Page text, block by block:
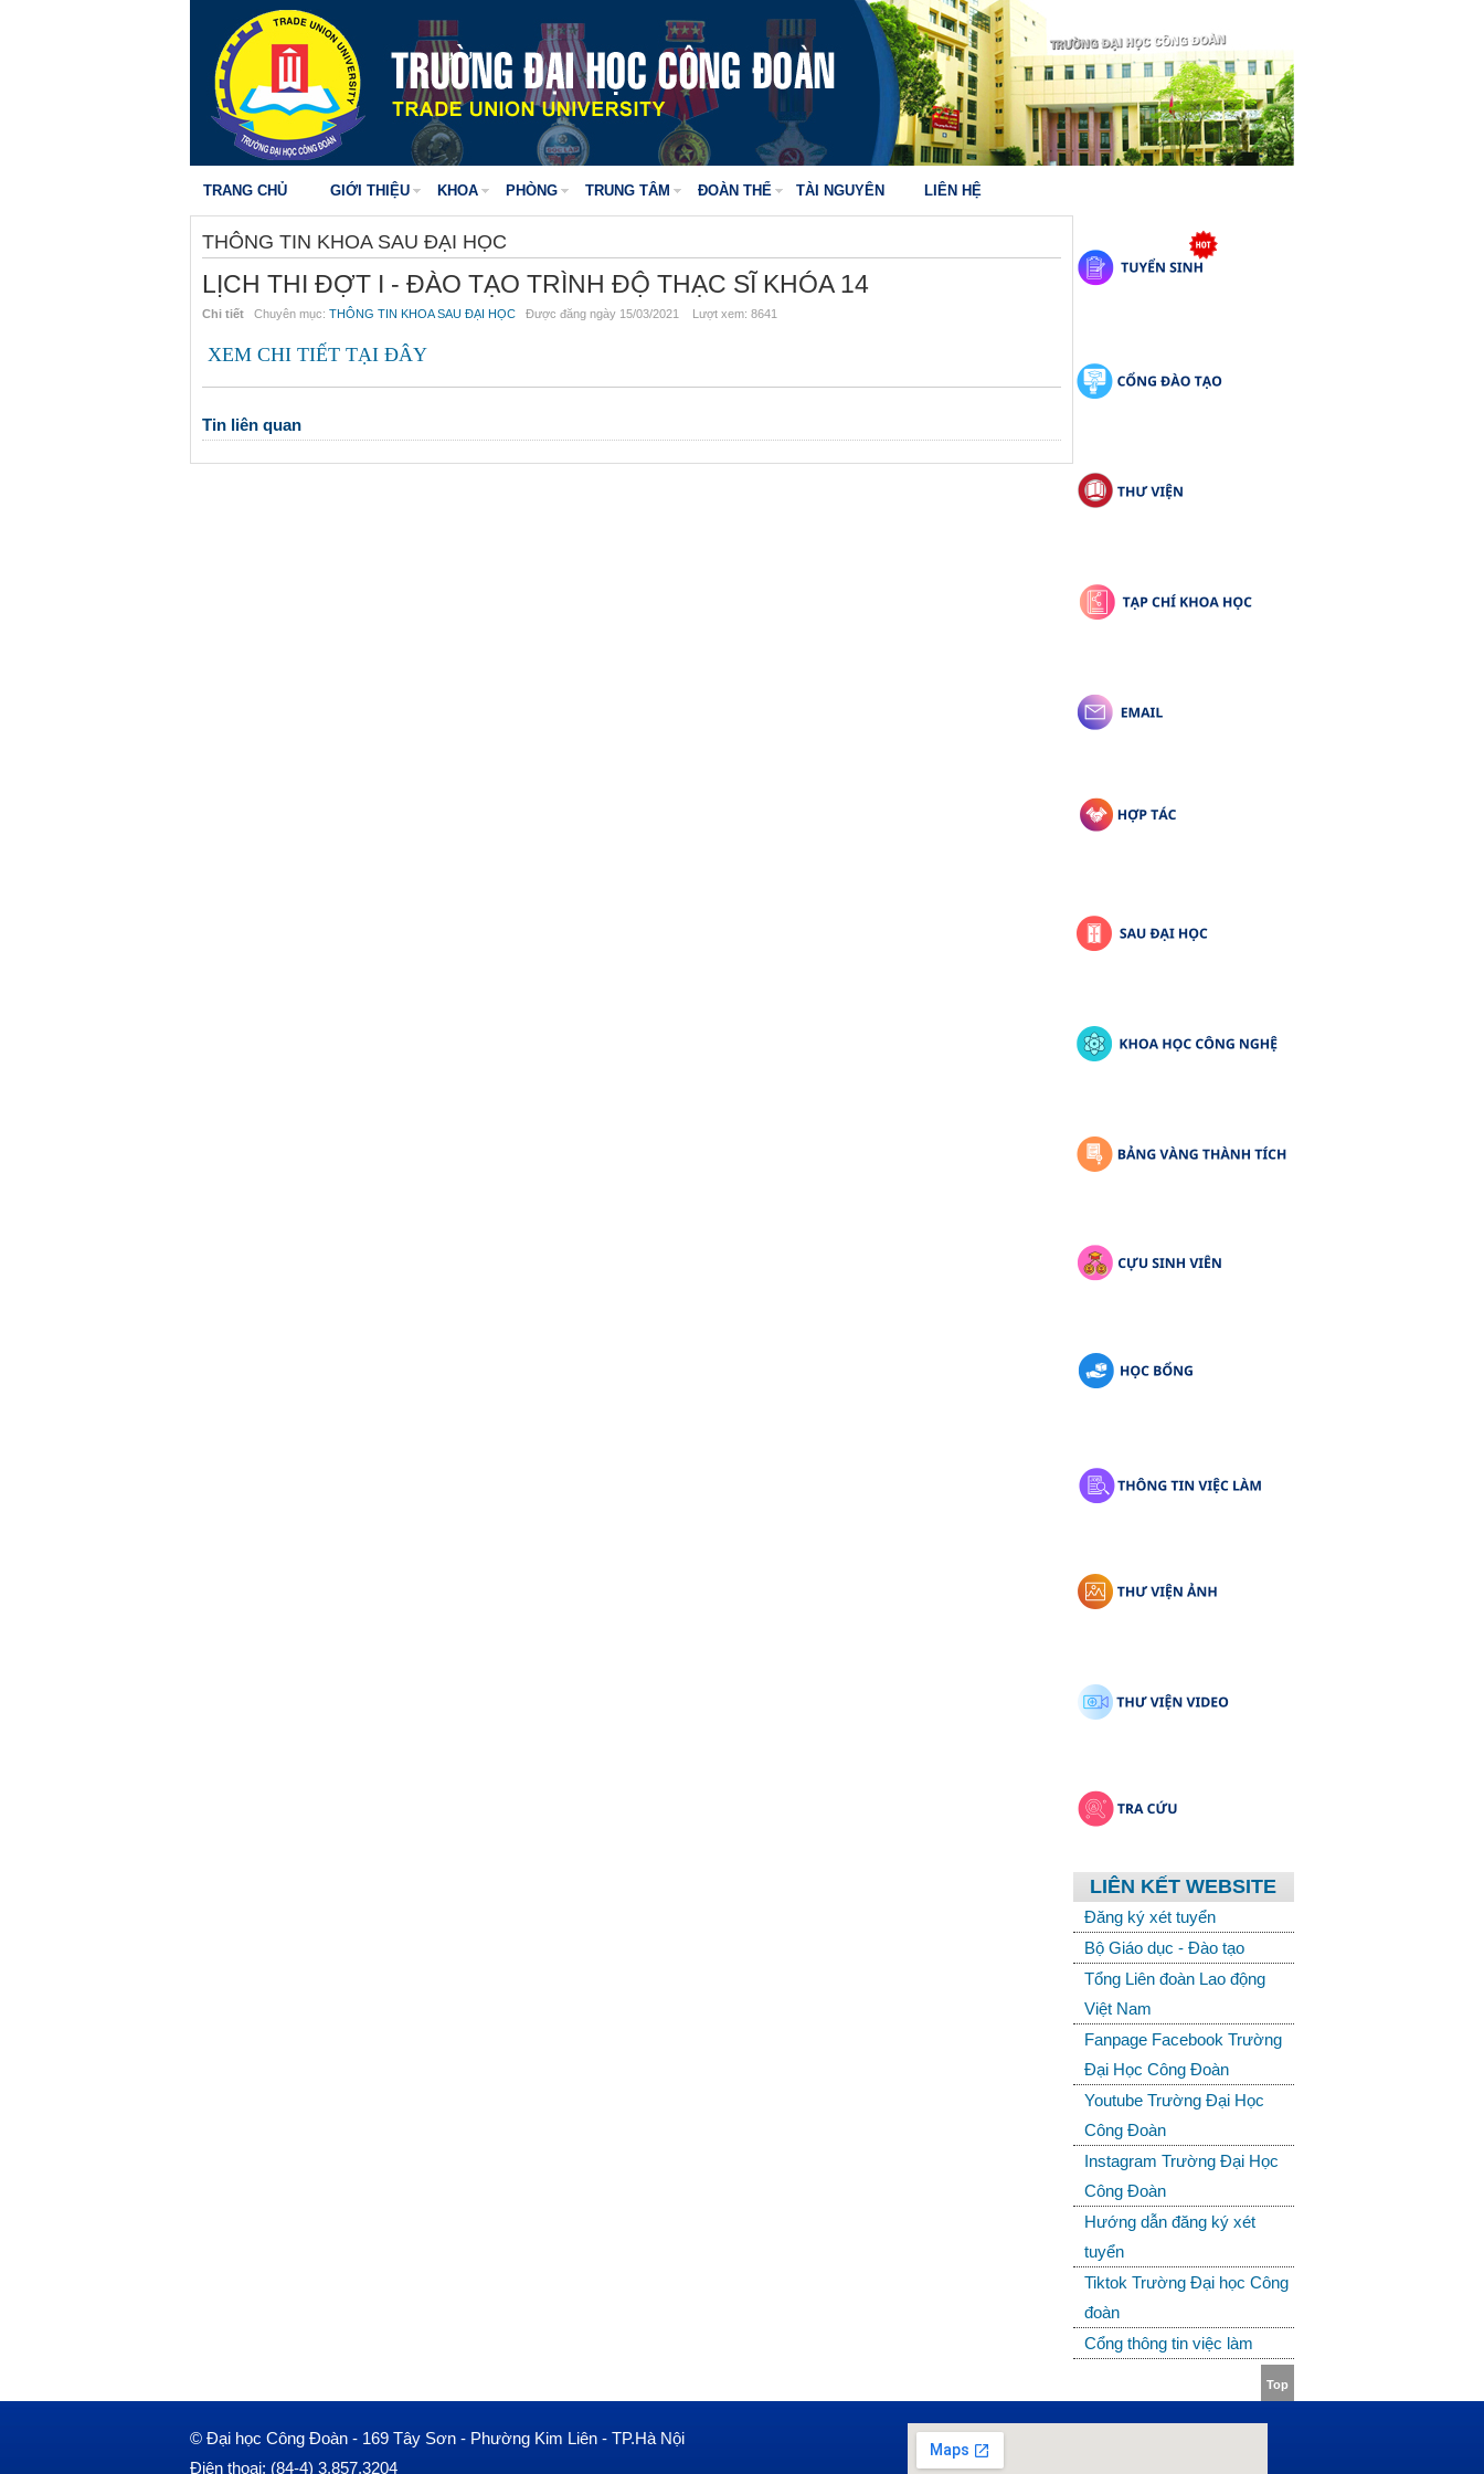
TRANG CHỦ GIỚI THIỆU KHOA PHÒNG TRUNG TÂM ĐOÀN THỂ TÀI NGUYÊN LIÊN HỆ
THÔNG TIN KHOA SAU ĐẠI HỌC
LỊCH THI ĐỢT I - ĐÀO TẠO TRÌNH ĐỘ THẠC SĨ KHÓA 14
Chi tiết Chuyên mục: THÔNG TIN KHOA SAU ĐẠI HỌC Được đăng ngày 15/03/2021 Lượt xem: 8641
XEM CHI TIẾT TẠI ĐÂY
Tin liên quan
LIÊN KẾT WEBSITE
Đăng ký xét tuyển
Bộ Giáo dục - Đào tạo
Tổng Liên đoàn Lao động
Việt Nam
Fanpage Facebook Trường
Đại Học Công Đoàn
Youtube Trường Đại Học
Công Đoàn
Instagram Trường Đại Học
Công Đoàn
Hướng dẫn đăng ký xét
tuyển
Tiktok Trường Đại học Công
đoàn
Cổng thông tin việc làm
Top
© Đại học Công Đoàn - 169 Tây Sơn - Phường Kim Liên - TP.Hà Nội
Điện thoại: (84-4) 3.857.3204